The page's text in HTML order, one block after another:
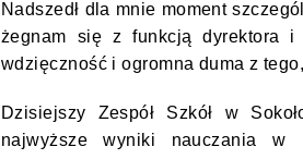
Nadszedł dla mnie moment
żegnam się z funkcją dyrektora i
wdzięczność i ogromna duma z
Dzisiejszy Zespół Szkół w
najwyższe wyniki nauczania w